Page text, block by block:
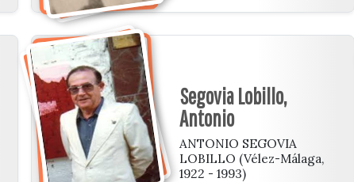
Segovia Lobillo,
Antonio
ANTONIO SEGOVIA
LOBILLO (Vélez-Málaga,
1922 - 1993)